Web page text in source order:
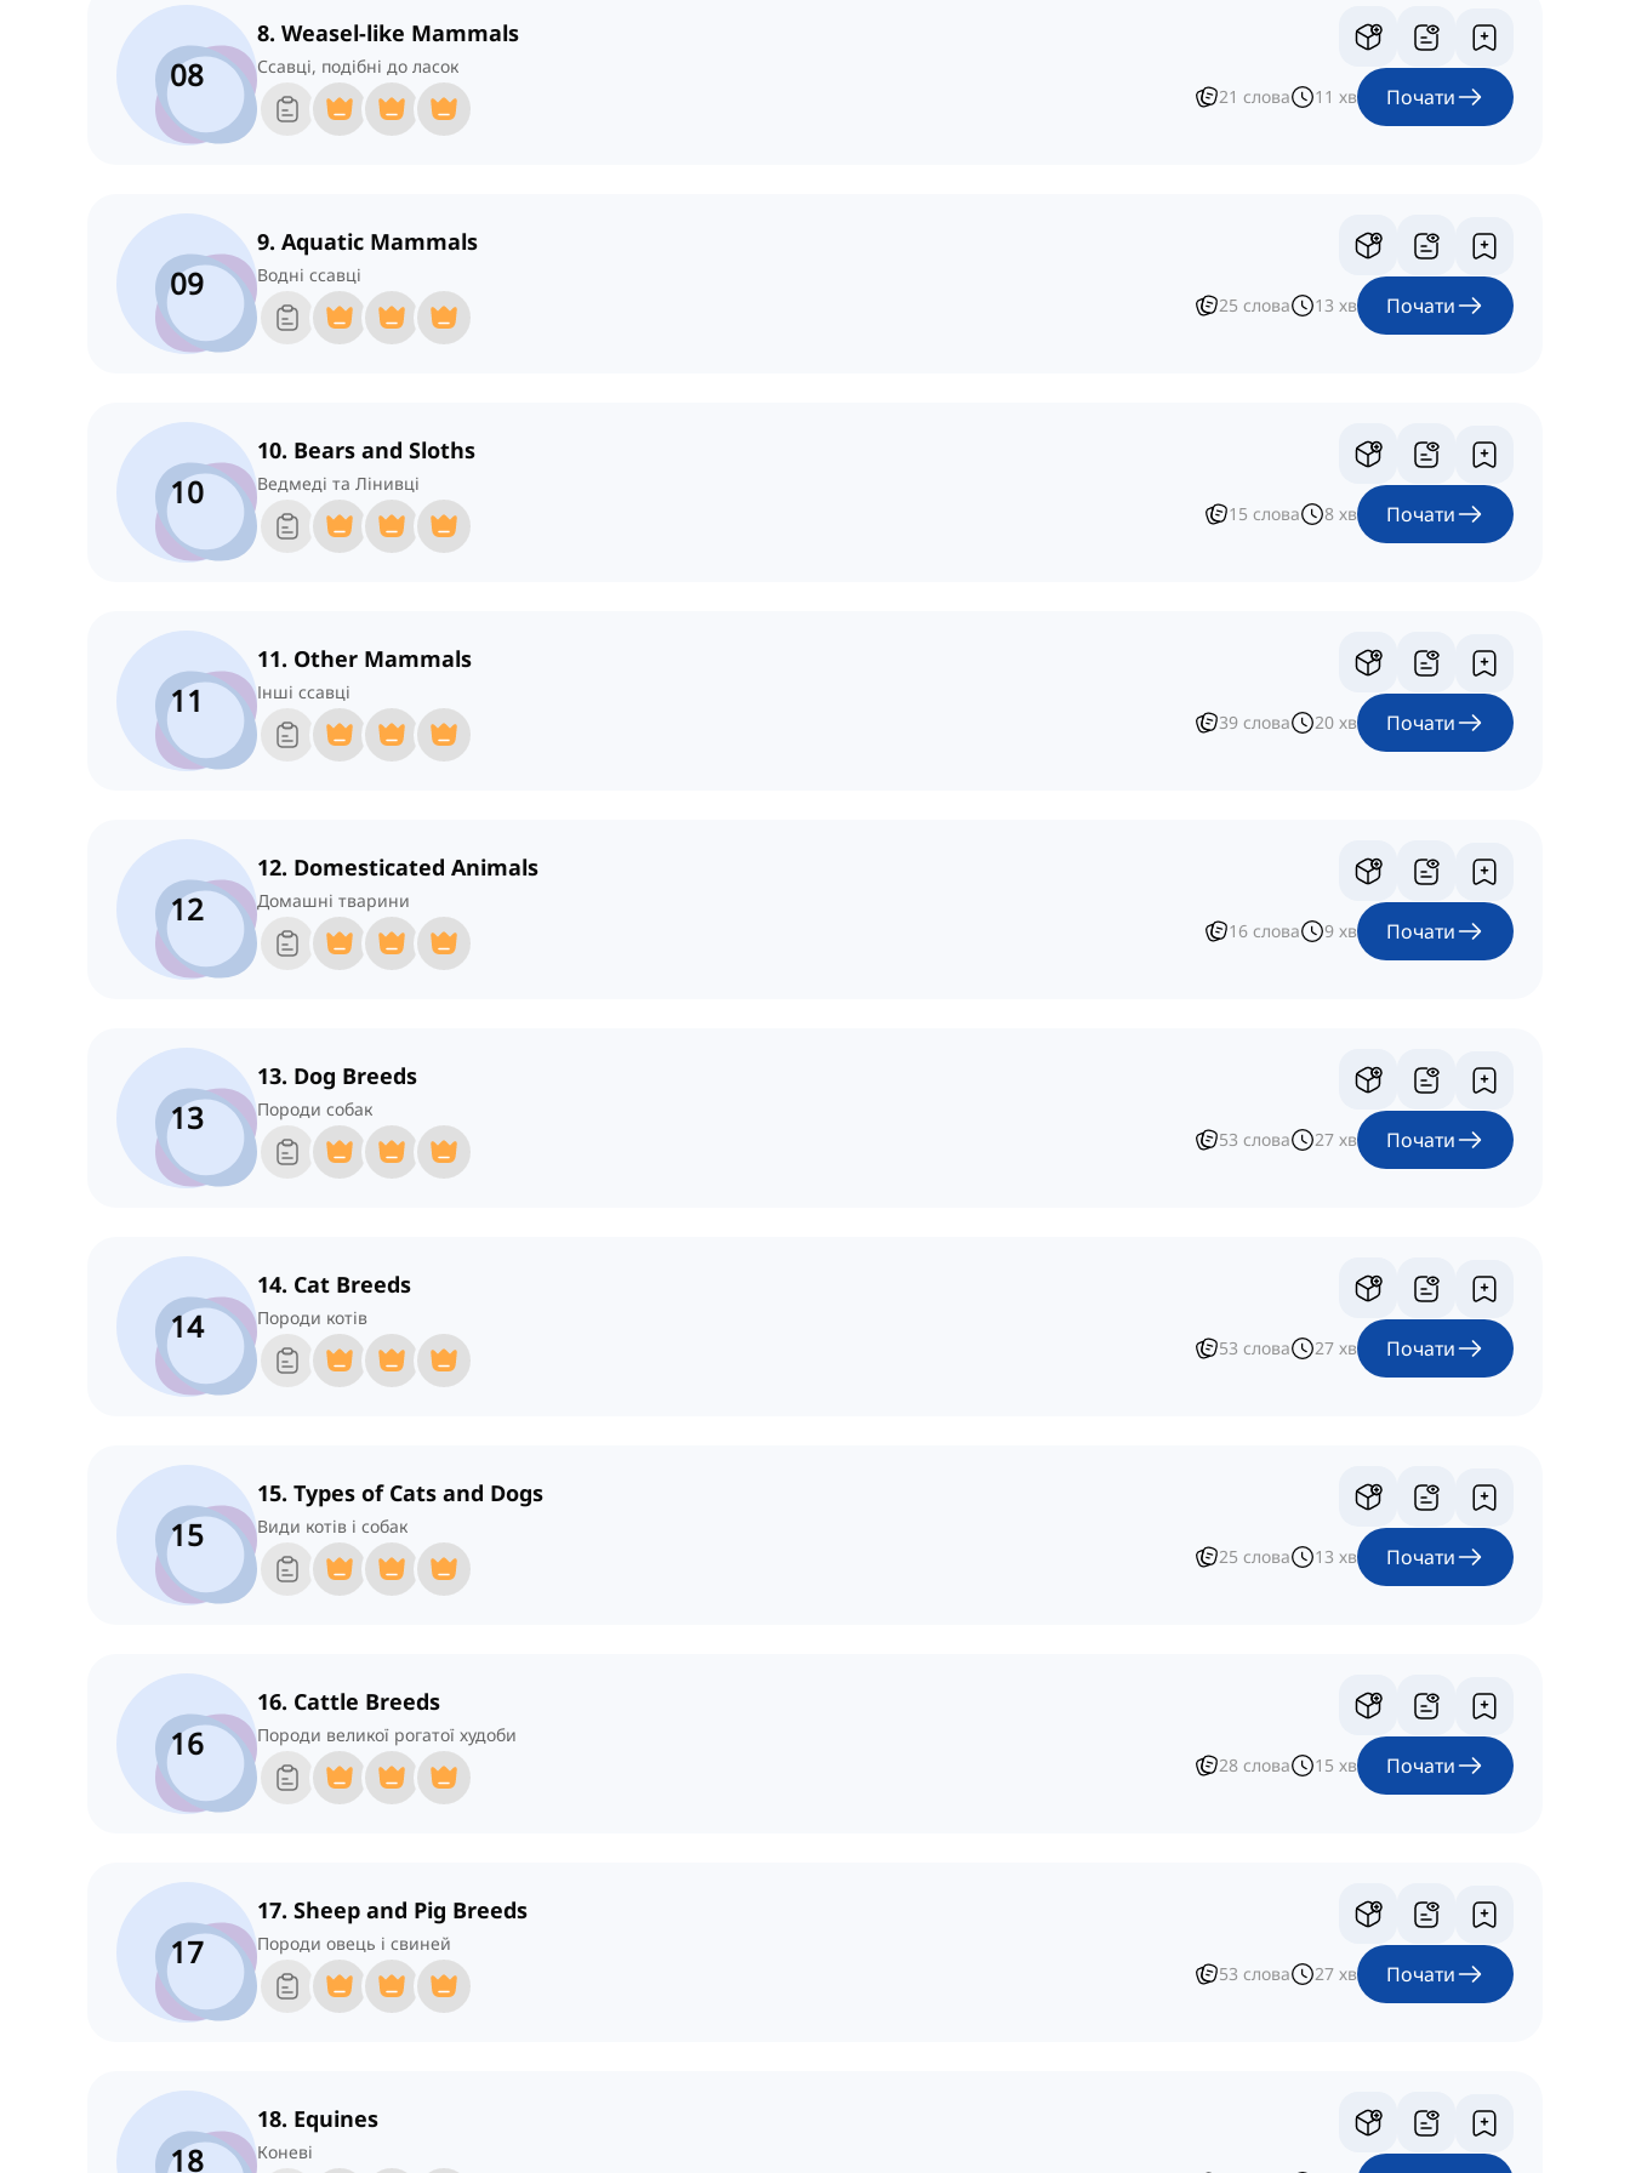
08
8. Weasel-like Mammals
Ссавці, подібні до ласок
21 слова 11 хв Почати
09
9. Aquatic Mammals
Водні ссавці
25 слова 13 хв Почати
10
10. Bears and Sloths
Ведмеді та Лінивці
15 слова 8 хв Почати
11
11. Other Mammals
Інші ссавці
39 слова 20 хв Почати
12
12. Domesticated Animals
Домашні тварини
16 слова 9 хв Почати
13
13. Dog Breeds
Породи собак
53 слова 27 хв Почати
14
14. Cat Breeds
Породи котів
53 слова 27 хв Почати
15
15. Types of Cats and Dogs
Види котів і собак
25 слова 13 хв Почати
16
16. Cattle Breeds
Породи великої рогатої худоби
28 слова 15 хв Почати
17
17. Sheep and Pig Breeds
Породи овець і свиней
53 слова 27 хв Почати
18
18. Equines
Коневі